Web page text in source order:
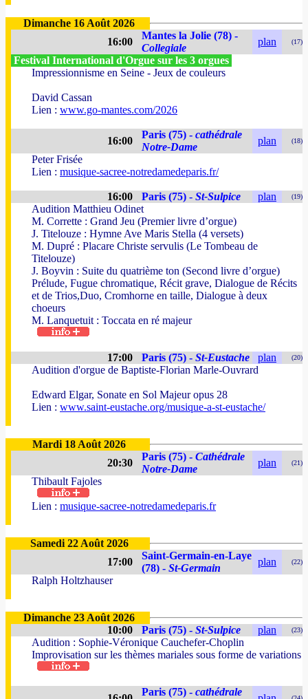
Dimanche 16 Août 2026
16:00
Mantes la Jolie (78) -
Collegiale
plan (17)
Festival International d'Orgue sur les 3 orgues
Impressionnisme en Seine - Jeux de couleurs
David Cassan
Lien : www.go-mantes.com/2026
16:00
Paris (75) - cathédrale
Notre-Dame
plan (18)
Peter Frisée
Lien : musique-sacree-notredamedeparis.fr/
16:00 Paris (75) - St-Sulpice plan (19)
Audition Matthieu Odinet
M. Corrette : Grand Jeu (Premier livre d’orgue)
J. Titelouze : Hymne Ave Maris Stella (4 versets)
M. Dupré : Placare Christe servulis (Le Tombeau de
Titelouze)
J. Boyvin : Suite du quatrième ton (Second livre d’orgue)
Prélude, Fugue chromatique, Récit grave, Dialogue de Récits
et de Trios,Duo, Cromhorne en taille, Dialogue à deux
choeurs
M. Lanquetuit : Toccata en ré majeur
17:00 Paris (75) - St-Eustache plan (20)
Audition d'orgue de Baptiste-Florian Marle-Ouvrard
Edward Elgar, Sonate en Sol Majeur opus 28
Lien : www.saint-eustache.org/musique-a-st-eustache/
Mardi 18 Août 2026
20:30
Paris (75) - Cathédrale
Notre-Dame
plan (21)
Thibault Fajoles
Lien : musique-sacree-notredamedeparis.fr
Samedi 22 Août 2026
17:00
Saint-Germain-en-Laye
(78) - St-Germain
plan (22)
Ralph Holtzhauser
Dimanche 23 Août 2026
10:00
Paris (75) - St-Sulpice plan (23)
Audition : Sophie-Véronique Cauchefer-Choplin
Improvisation sur les thèmes mariales sous forme de variations
Paris (75) - cathédrale